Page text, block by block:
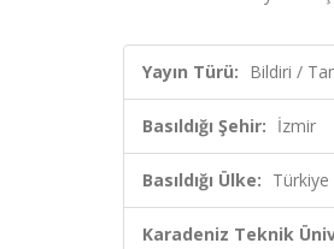
Yayın Türü: Bildiri /
Basıldığı Şehir: İzmir
Basıldığı Ülke: Türkiye
Karadeniz Teknik